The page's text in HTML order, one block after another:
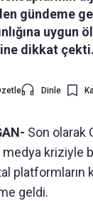
gündeme
uygun
dikkat çekti.
Dinle
Son olarak
kriziyle
platformların
geldi.